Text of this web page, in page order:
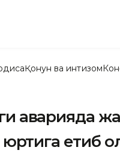
Қонун ва интизом
аварияда
юртига етиб